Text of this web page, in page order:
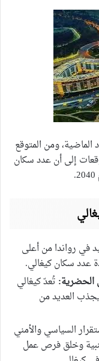
ومن المتوقع
إلى أن عدد سكان
في رواندا من أعلى
عدد سكان كيغالي.
الحضرية: تُعدّ كيغالي
يجذب العديد من
السياسي والأمني
وخلق فرص عمل